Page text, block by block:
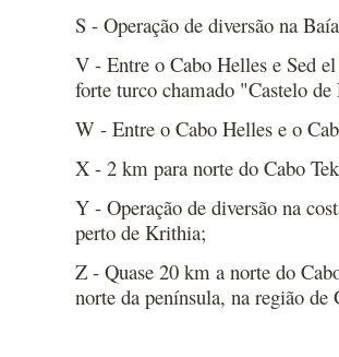
S - Operação de diversão na
V - Entre o Cabo Helles e Sed
forte turco chamado "Castelo de
W - Entre o Cabo Helles e o
X - 2 km para norte do Cabo
Y - Operação de diversão na
perto de Krithia;
Z - Quase 20 km a norte do
norte da península, na região de